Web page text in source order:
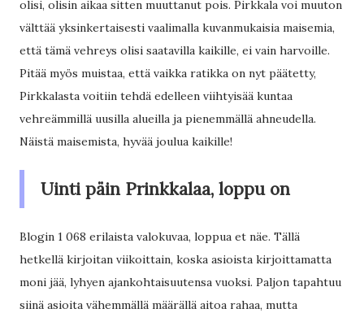
olisi, olisin aikaa sitten muuttanut pois. Pirkkala voi muuton
välttää yksinkertaisesti vaalimalla kuvanmukaisia maisemia,
että tämä vehreys olisi saatavilla kaikille, ei vain harvoille.
Pitää myös muistaa, että vaikka ratikka on nyt päätetty,
Pirkkalasta voitiin tehdä edelleen viihtyisää kuntaa
vehreämmillä uusilla alueilla ja pienemmällä ahneudella.
Näistä maisemista, hyvää joulua kaikille!
Uinti päin Prinkkalaa, loppu on
Blogin 1 068 erilaista valokuvaa, loppua et näe. Tällä
hetkellä kirjoitan viikoittain, koska asioista kirjoittamatta
moni jää, lyhyen ajankohtaisuutensa vuoksi. Paljon tapahtuu
siinä asioita vähemmällä määrällä aitoa rahaa, mutta